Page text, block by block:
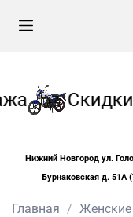
Скидки
Нижний Новгород ул.
Бурнаковская д. 51А
Главная Женские